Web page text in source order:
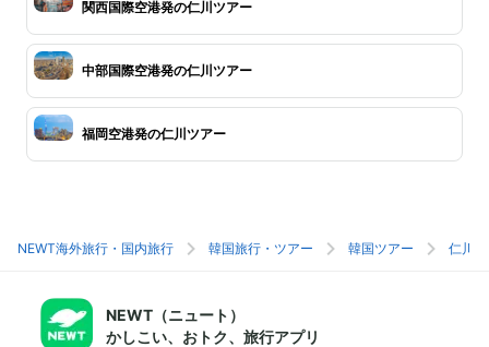
関西国際空港発の仁川ツアー
中部国際空港発の仁川ツアー
福岡空港発の仁川ツアー
NEWT海外旅行・国内旅行 韓国旅行・ツアー 韓国ツアー 仁川
NEWT（ニュート）
かしこい、おトク、旅行アプリ